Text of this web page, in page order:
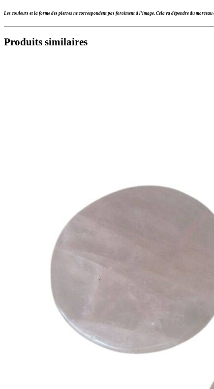
Les couleurs et la forme des pierres ne correspondent pas forcément à l’image. Cela va dépendre du
Produits similaires